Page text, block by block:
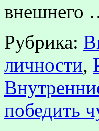
внешнего
Рубрика:
личности,
победить